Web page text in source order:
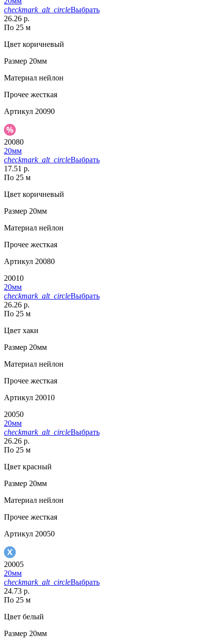
checkmark_alt_circleВыбрать
26.26 р.
По 25 м
Цвет коричневый
Размер 20мм
Материал нейлон
Прочее жесткая
Артикул 20090
20080
20мм
checkmark_alt_circleВыбрать
17.51 р.
По 25 м
Цвет коричневый
Размер 20мм
Материал нейлон
Прочее жесткая
Артикул 20080
20010
20мм
checkmark_alt_circleВыбрать
26.26 р.
По 25 м
Цвет хаки
Размер 20мм
Материал нейлон
Прочее жесткая
Артикул 20010
20050
20мм
checkmark_alt_circleВыбрать
26.26 р.
По 25 м
Цвет красный
Размер 20мм
Материал нейлон
Прочее жесткая
Артикул 20050
20005
20мм
checkmark_alt_circleВыбрать
24.73 р.
По 25 м
Цвет белый
Размер 20мм